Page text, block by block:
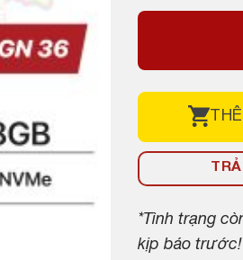
là:
tại
*Tình trạng
kịp báo trước!